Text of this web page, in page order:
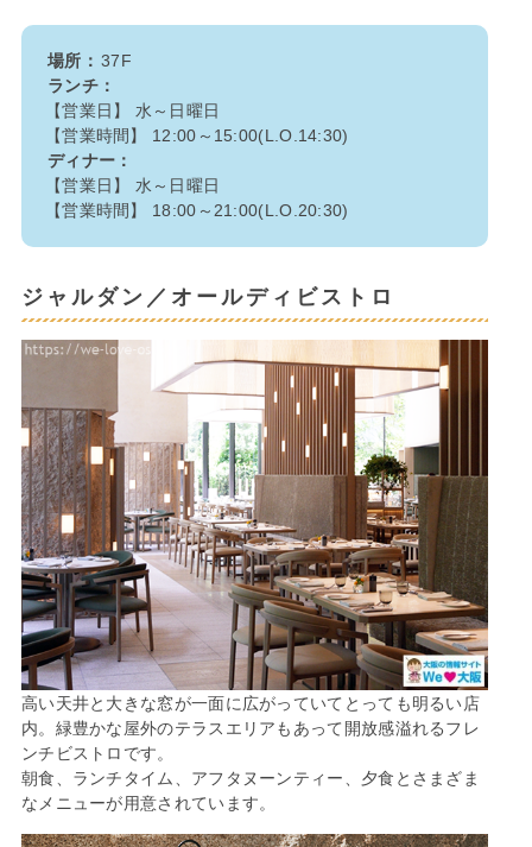
場所： 37F
ランチ：
【営業日】 水～日曜日
【営業時間】 12:00～15:00(L.O.14:30)
ディナー：
【営業日】 水～日曜日
【営業時間】 18:00～21:00(L.O.20:30)
ジャルダン／オールディビストロ
高い天井と大きな窓が一面に広がっていてとっても明るい店
内。緑豊かな屋外のテラスエリアもあって開放感溢れるフレ
ンチビストロです。
朝食、ランチタイム、アフタヌーンティー、夕食とさまざま
なメニューが用意されています。